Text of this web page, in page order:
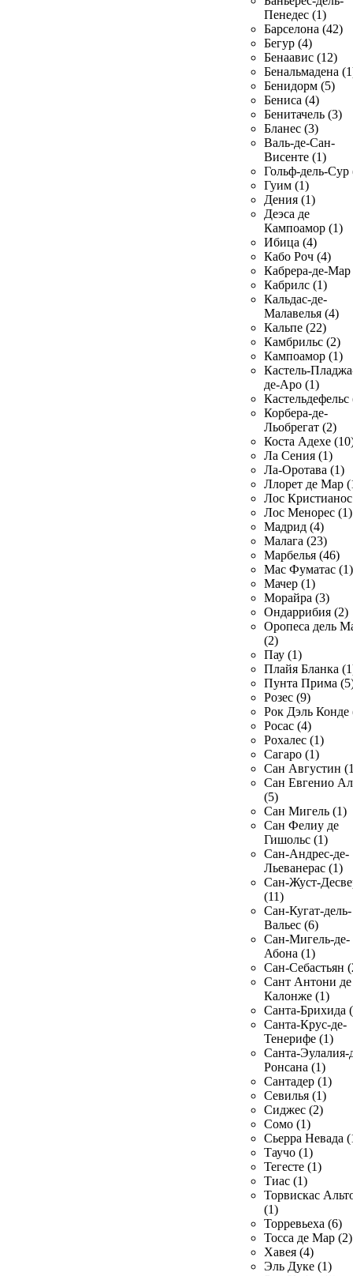
Пенедес (1)
Барселона (42)
Бегур (4)
Бенаавис (12)
Бенальмадена
Бенидорм (5)
Бениса (4)
Бенитачель (3)
Бланес (3)
Валь-де-Сан-
Висенте (1)
Гольф-дель-Сур
Гуим (1)
Дения (1)
Деэса де
Кампоамор (1)
Ибица (4)
Кабо Роч (4)
Кабрера-де-Мар
Кабрилс (1)
Кальдас-де-
Малавелья (4)
Кальпе (22)
Камбрильс (2)
Кампоамор (1)
Кастель-
де-Аро (1)
Кастельдефельс
Корбера-де-
Льобрегат (2)
Коста Адехе
Ла Сения (1)
Ла-Оротава (1)
Ллорет де Мар
Лос
Лос Менорес (1)
Мадрид (4)
Малага (23)
Марбелья (46)
Мас Фуматас (1)
Мачер (1)
Морайра (3)
Ондаррибия (2)
Оропеса дель
(2)
Пау (1)
Плайя Бланка
Пунта Прима
Розес (9)
Рок Дэль Конде
Росас (4)
Рохалес (1)
Сагаро (1)
Сан Августин
Сан Евгенио
(5)
Сан Мигель (1)
Сан Фелиу де
Гишольс (1)
Сан-Андрес-де-
Льеванерас (1)
Сан-Жуст-
(11)
Сан-Кугат-дель-
Вальес (6)
Сан-Мигель-де-
Абона (1)
Сан-Себастьян
Сант Антони де
Калонже (1)
Санта-Брихида
Санта-Крус-де-
Тенерифе (1)
Санта-Эулалия-
Ронсана (1)
Сантадер (1)
Севилья (1)
Сиджес (2)
Сомо (1)
Сьерра Невада
Таучо (1)
Тегесте (1)
Тиас (1)
Торвискас
(1)
Торревьеха (6)
Тосса де Мар (2)
Хавея (4)
Эль Дуке (1)